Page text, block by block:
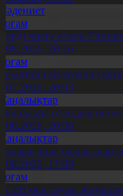
өнеге еткен
20:16
сайлауына
20:03
отандық өнім
20:06
балық
17:09
еті мен тауық